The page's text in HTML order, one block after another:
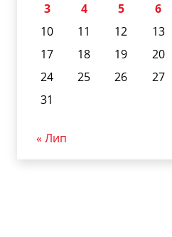
3
4 5 6
10
11 12 13
17
18 19 20
24
25 26 27
31
« Лип